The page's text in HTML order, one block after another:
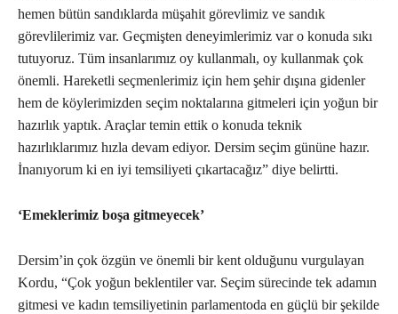
hemen bütün sandıklarda müşahit görevlimiz ve sandık
görevlilerimiz var. Geçmişten deneyimlerimiz var o konuda sıkı
tutuyoruz. Tüm insanlarımız oy kullanmalı, oy kullanmak çok
önemli. Hareketli seçmenlerimiz için hem şehir dışına gidenler
hem de köylerimizden seçim noktalarına gitmeleri için yoğun bir
hazırlık yaptık. Araçlar temin ettik o konuda teknik
hazırlıklarımız hızla devam ediyor. Dersim seçim gününe hazır.
İnanıyorum ki en iyi temsiliyeti çıkartacağız” diye belirtti.
‘Emeklerimiz boşa gitmeyecek’
Dersim’in çok özgün ve önemli bir kent olduğunu vurgulayan
Kordu, “Çok yoğun beklentiler var. Seçim sürecinde tek adamın
gitmesi ve kadın temsiliyetinin parlamentoda en güçlü bir şekilde